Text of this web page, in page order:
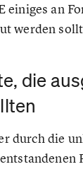
einiges an
werden
die
durch die